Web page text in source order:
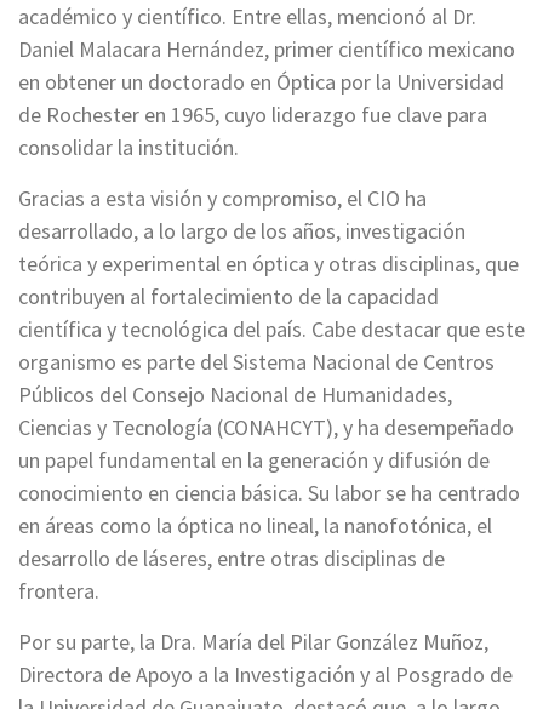
académico y científico. Entre ellas, mencionó al Dr.
Daniel Malacara Hernández, primer científico mexicano
en obtener un doctorado en Óptica por la Universidad
de Rochester en 1965, cuyo liderazgo fue clave para
consolidar la institución.
Gracias a esta visión y compromiso, el CIO ha
desarrollado, a lo largo de los años, investigación
teórica y experimental en óptica y otras disciplinas, que
contribuyen al fortalecimiento de la capacidad
científica y tecnológica del país. Cabe destacar que este
organismo es parte del Sistema Nacional de Centros
Públicos del Consejo Nacional de Humanidades,
Ciencias y Tecnología (CONAHCYT), y ha desempeñado
un papel fundamental en la generación y difusión de
conocimiento en ciencia básica. Su labor se ha centrado
en áreas como la óptica no lineal, la nanofotónica, el
desarrollo de láseres, entre otras disciplinas de
frontera.
Por su parte, la Dra. María del Pilar González Muñoz,
Directora de Apoyo a la Investigación y al Posgrado de